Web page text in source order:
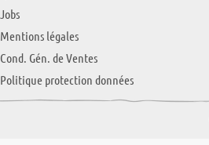
Jobs
Mentions légales
Cond. Gén. de Ventes
Politique protection données